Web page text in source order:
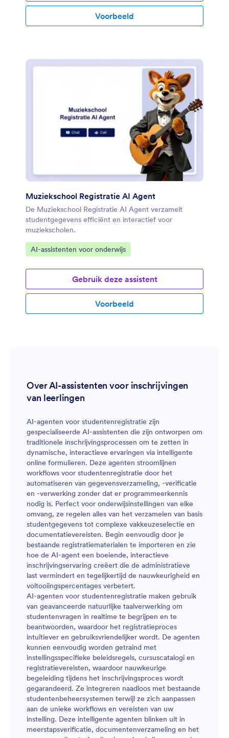
Voorbeeld
Muziekschool Registratie AI Agent
De Muziekschool Registratie AI Agent verzamelt
studentgegevens efficiënt en interactief voor
muziekscholen.
Ga naar categorie:
AI-assistenten voor onderwijs
Gebruik deze assistent
Voorbeeld
Over AI-assistenten voor inschrijvingen
van leerlingen
AI-agenten voor studentenregistratie zijn
gespecialiseerde AI-assistenten die zijn ontworpen om
traditionele inschrijvingsprocessen om te zetten in
dynamische, interactieve ervaringen via intelligente
online formulieren. Deze agenten stroomlijnen
workflows voor studentenregistratie door het
automatiseren van gegevensverzameling, -verificatie
en -verwerking zonder dat er programmeerkennis
nodig is. Perfect voor onderwijsinstellingen van elke
omvang, ze regelen alles van het verzamelen van basis
studentgegevens tot complexe vakkeuzeselectie en
documentatievereisten. Begin eenvoudig door je
bestaande registratiematerialen te importeren en zie
hoe de AI-agent een boeiende, interactieve
inschrijvingservaring creëert die de administratieve
last vermindert en tegelijkertijd de nauwkeurigheid en
voltooiingspercentages verbetert.
AI-agenten voor studentenregistratie maken gebruik
van geavanceerde natuurlijke taalverwerking om
studentenvragen in realtime te begrijpen en te
beantwoorden, waardoor het registratieproces
intuïtiever en gebruiksvriendelijker wordt. De agenten
kunnen eenvoudig worden getraind met
instellingsspecifieke beleidsregels, cursuscatalogi en
registratievereisten, waardoor nauwkeurige
begeleiding tijdens het inschrijvingsproces wordt
gegarandeerd. Ze integreren naadloos met bestaande
studentenbeheersystemen terwijl ze zich aanpassen
aan de unieke workflows en vereisten van uw
instelling. Deze intelligente agenten blinken uit in
meerstapsverificatie, documentenverzameling en het